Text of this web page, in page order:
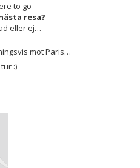
resa?
eller ej…
mot Paris…
:)